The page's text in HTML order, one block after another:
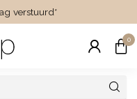
verstuurd*
0